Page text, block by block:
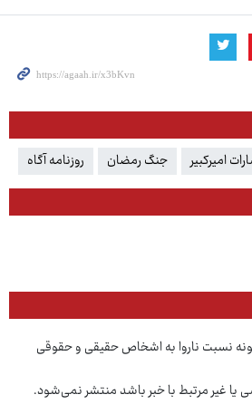
امیرکبیر جنگ رمضان روزنامه آگاه
نسبت ناروا به اشخاص حقیقی و حقوقی
یا غیر مرتبط با خبر باشد منتشر نمی‌شود.